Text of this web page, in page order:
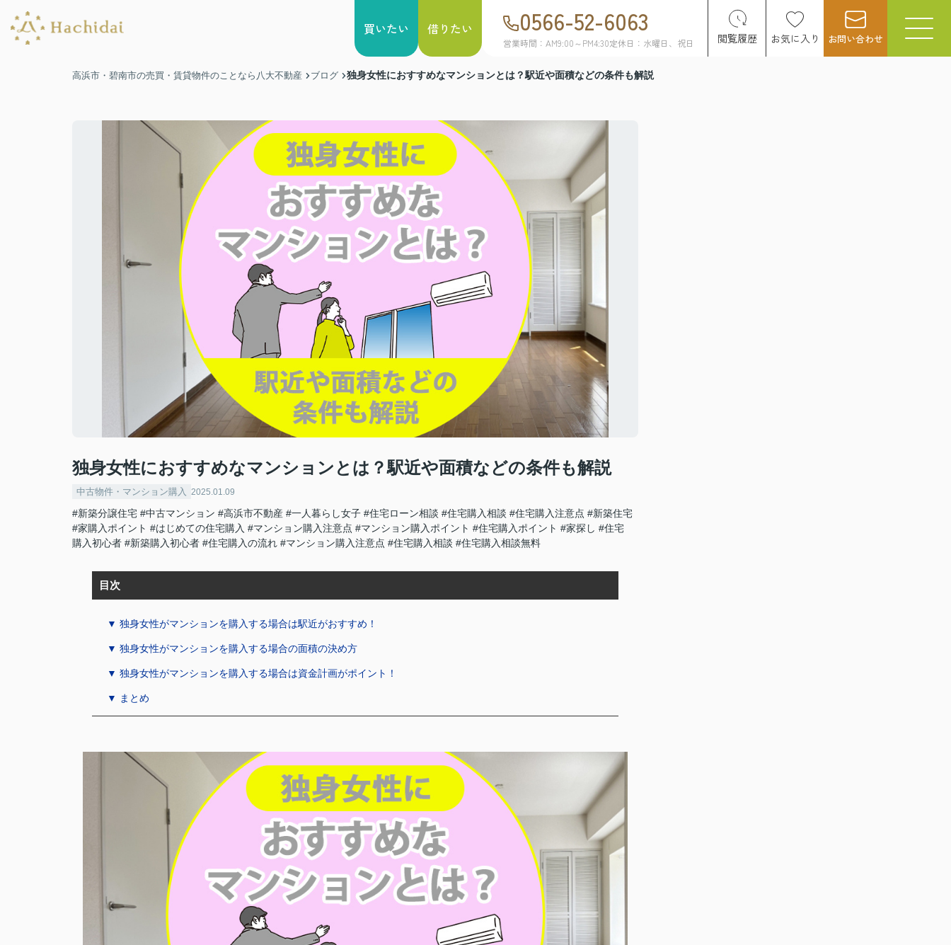
買いたい 借りたい 0566-52-6063
営業時間：AM9:00～PM4:30定休日：水曜日、祝日 閲覧履歴 お気に入り お問い合わせ
高浜市・碧南市の売買・賃貸物件のことなら八大不動産 ブログ 独身女性におすすめなマンションとは？駅近や面積などの条件も解説
独身女性におすすめなマンションとは？駅近や面積などの条件も解説
中古物件・マンション購入 2025.01.09
#新築分譲住宅 #中古マンション #高浜市不動産 #一人暮らし女子 #住宅ローン相談 #住宅購入相談 #住宅購入注意点 #新築住宅
#家購入ポイント #はじめての住宅購入 #マンション購入注意点 #マンション購入ポイント #住宅購入ポイント #家探し #住宅
購入初心者 #新築購入初心者 #住宅購入の流れ #マンション購入注意点 #住宅購入相談 #住宅購入相談無料
目次
▼ 独身女性がマンションを購入する場合は駅近がおすすめ！
▼ 独身女性がマンションを購入する場合の面積の決め方
▼ 独身女性がマンションを購入する場合は資金計画がポイント！
▼ まとめ